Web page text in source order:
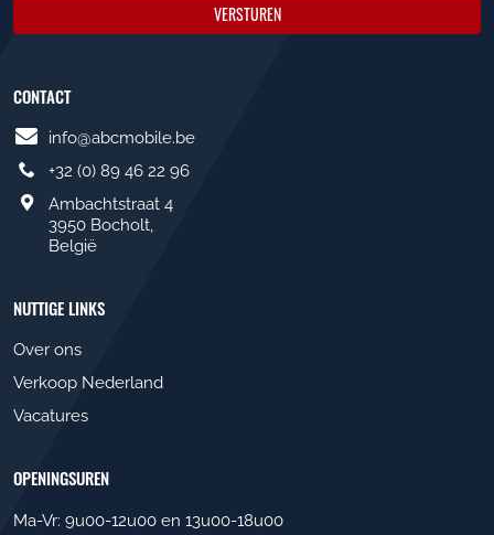
VERSTUREN
CONTACT
info@abcmobile.be
+32 (0) 89 46 22 96
Ambachtstraat 4
3950 Bocholt,
België
NUTTIGE LINKS
Over ons
Verkoop Nederland
Vacatures
OPENINGSUREN
Ma-Vr: 9u00-12u00 en 13u00-18u00